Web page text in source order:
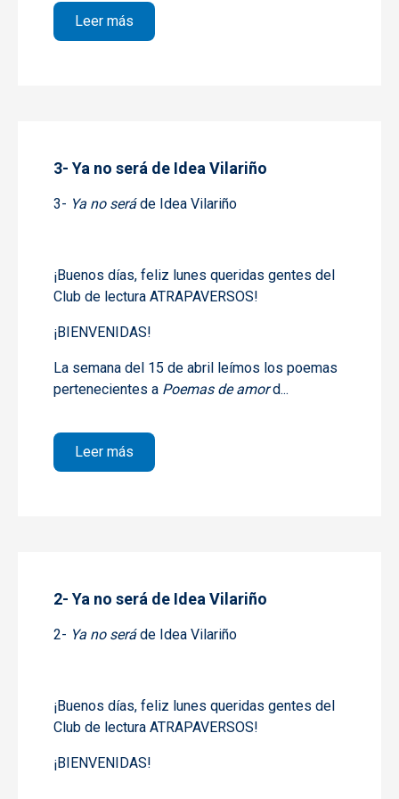
Leer más
3- Ya no será de Idea Vilariño
3- Ya no seráde Idea Vilariño
¡Buenos días, feliz lunes queridas gentes del
Club de lectura ATRAPAVERSOS!
¡BIENVENIDAS!
La semana del 15 de abril
leímos los poemas
pertenecientes a Poemas de amord...
Leer más
2- Ya no será de Idea Vilariño
2- Ya no seráde Idea Vilariño
¡Buenos días, feliz lunes queridas gentes del
Club de lectura ATRAPAVERSOS!
¡BIENVENIDAS!